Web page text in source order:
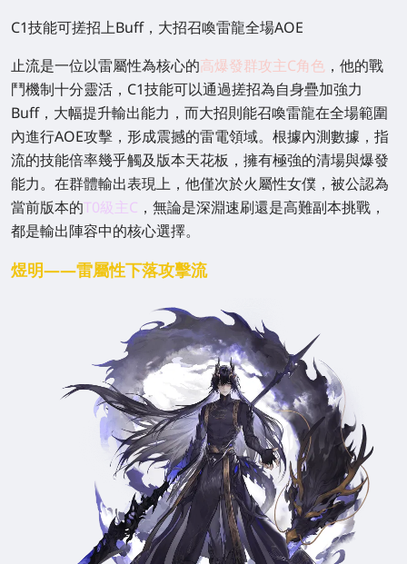
C1技能可搓招上Buff，大招召喚雷龍全場AOE
止流是一位以雷屬性為核心的高爆發群攻主C角色 ，他的戰
鬥機制十分靈活，C1技能可以通過搓招為自身疊加強力
Buff，大幅提升輸出能力，而大招則能召喚雷龍在全場範圍
內進行AOE攻擊，形成震撼的雷電領域。根據內測數據，指
流的技能倍率幾乎觸及版本天花板，擁有極強的清場與爆發
能力。在群體輸出表現上，他僅次於火屬性女僕，被公認為
當前版本的T0級主C ，無論是深淵速刷還是高難副本挑戰，
都是輸出陣容中的核心選擇。
煜明——雷屬性下落攻擊流